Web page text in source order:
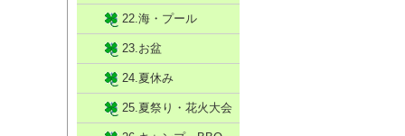
22.海・プール
23.お盆
24.夏休み
25.夏祭り・花火大会